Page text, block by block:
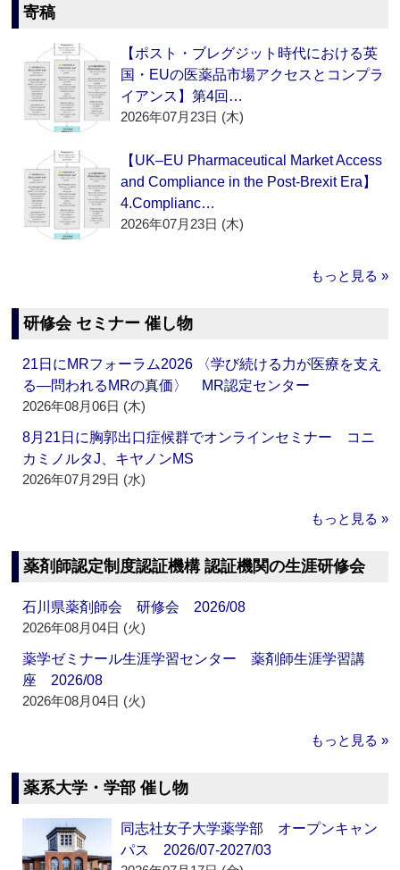
寄稿
【ポスト・ブレグジット時代における英
国・EUの医薬品市場アクセスとコンプラ
イアンス】第4回…
2026年07月23日 (木)
【UK–EU Pharmaceutical Market Access
and Compliance in the Post-Brexit Era】
4.Complianc…
2026年07月23日 (木)
もっと見る »
研修会 セミナー 催し物
21日にMRフォーラム2026 〈学び続ける力が医療を支え
る―問われるMRの真価〉 MR認定センター
2026年08月06日 (木)
8月21日に胸郭出口症候群でオンラインセミナー コニ
カミノルタJ、キヤノンMS
2026年07月29日 (水)
もっと見る »
薬剤師認定制度認証機構 認証機関の生涯研修会
石川県薬剤師会 研修会 2026/08
2026年08月04日 (火)
薬学ゼミナール生涯学習センター 薬剤師生涯学習講
座 2026/08
2026年08月04日 (火)
もっと見る »
薬系大学・学部 催し物
同志社女子大学薬学部 オープンキャン
パス 2026/07-2027/03